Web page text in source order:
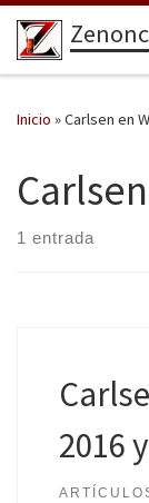
Saltar al
Inicio »Carlsen en
1 entrada
2016